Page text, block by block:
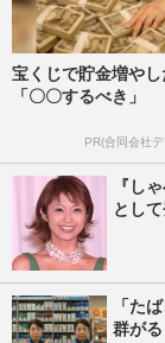
宝くじで貯金増やし
「〇〇するべき」
PR(合同会社
『し
とし
「た
群がる